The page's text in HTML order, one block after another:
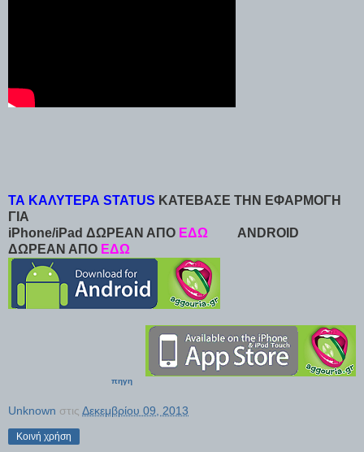
ΤΑ ΚΑΛΥΤΕΡΑ STATUS ΚΑΤΕΒΑΣΕ ΤΗΝ ΕΦΑΡΜΟΓΗ
ΓΙΑ
iPhone/iPad ΔΩΡΕΑΝ ΑΠΟ ΕΔΩ
ANDROID
ΔΩΡΕΑΝ ΑΠΟ ΕΔΩ
πηγη
Unknown στις Δεκεμβρίου 09, 2013
Κοινή χρήση